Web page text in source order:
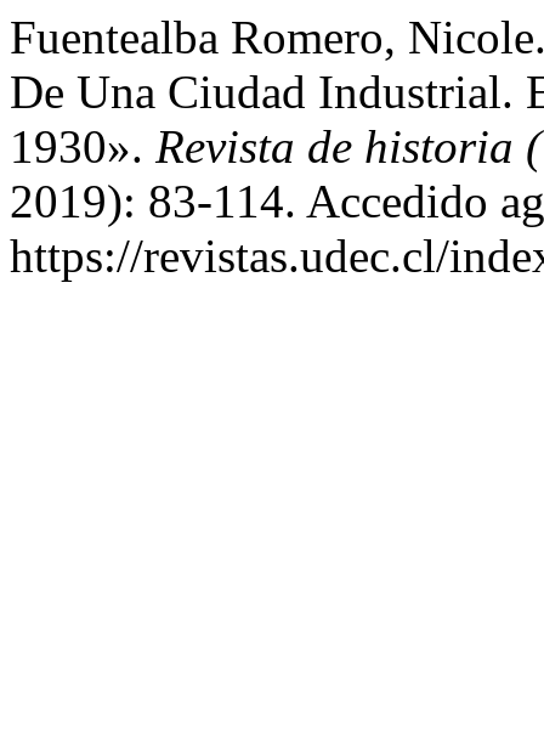
Fuentealba Romero,
De Una Ciudad Industrial.
1930». Revista de historia
2019): 83-114. Accedido
https://revistas.udec.cl/